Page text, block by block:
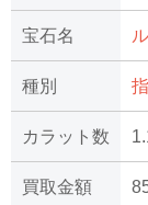
宝石名
種別
カラット数
買取金額